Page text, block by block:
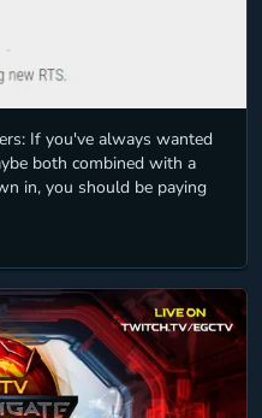
If you've always wanted
both combined with a
in, you should be paying